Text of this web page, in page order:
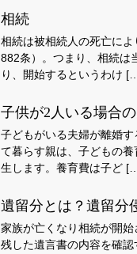
相続
相続は被相続人の死亡に
882条）。つまり、相続は
り、開始するというわけ
子供が2人いる場合
子どもがいる夫婦が離婚
て暮らす親は、子どもの
生します。養育費は子ど
遺留分とは？遺留分
家族が亡くなり相続が開
残した遺言書の内容を確